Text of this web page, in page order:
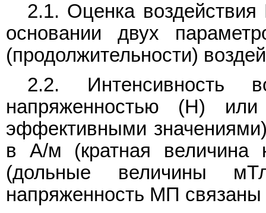
2.1. Оценка
основании двух
(продолжительности)
2.2. Интенсивность
напряженностью (Н)
эффективными
в А/м (кратная величина
(дольные величины
напряженность МП